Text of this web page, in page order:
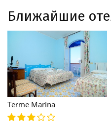
Ближайшие
Terme Marina